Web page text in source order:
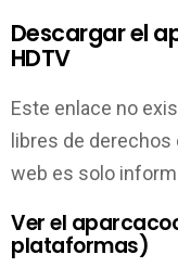
Descargar el
HDTV
Este enlace no
libres de
web es solo
Ver el
plataformas)